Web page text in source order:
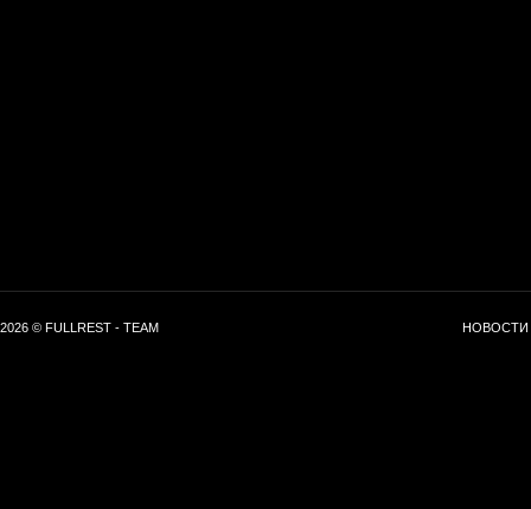
2026 © FULLREST - TEAM НОВОСТИ